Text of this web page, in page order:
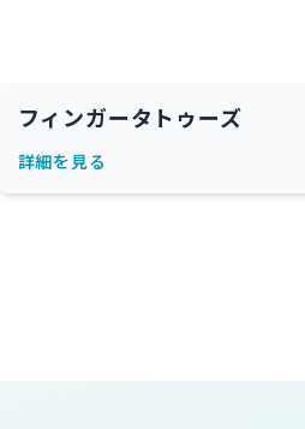
フィンガータトゥーズ
詳細を見る